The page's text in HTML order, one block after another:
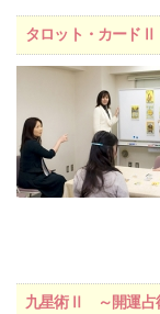
タロット・カードⅡ
九星術Ⅱ ～開運占